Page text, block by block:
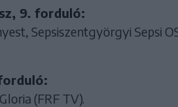
9. forduló:
Sepsiszentgyörgyi Sepsi
(FRF TV).